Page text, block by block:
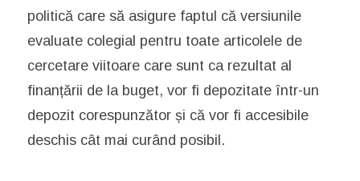
politică care să asigure faptul că versiunile
evaluate colegial pentru toate articolele de
cercetare viitoare care sunt ca rezultat al
finanțării de la buget, vor fi depozitate într-un
depozit corespunzător și că vor fi accesibile
deschis cât mai curând posibil.